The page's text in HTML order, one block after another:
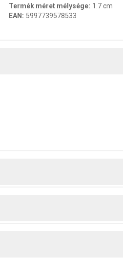
Termék méret mélysége: 1.7 cm
EAN : 5997739578533